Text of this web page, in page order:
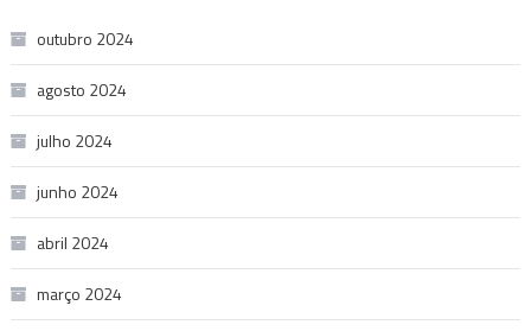
outubro 2024
agosto 2024
julho 2024
junho 2024
abril 2024
março 2024